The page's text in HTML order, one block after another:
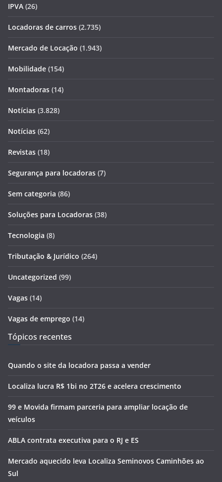
IPVA (26)
Locadoras de carros (2.735)
Mercado de Locação (1.943)
Mobilidade (154)
Montadoras (14)
Notícias (3.828)
Notícias (62)
Revistas (18)
Segurança para locadoras (7)
Sem categoria (86)
Soluções para Locadoras (38)
Tecnologia (8)
Tributação & Jurídico (264)
Uncategorized (99)
Vagas (14)
Vagas de emprego (14)
Tópicos recentes
Quando o site da locadora passa a vender
Localiza lucra R$ 1bi no 2T26 e acelera crescimento
99 e Movida firmam parceria para ampliar locação de
veículos
ABLA contrata executiva para o RJ e ES
Mercado aquecido leva Localiza Seminovos Caminhões ao
Sul